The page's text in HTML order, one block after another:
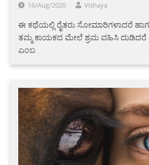
16/Aug/2020 Vishaya
ಈ ಕಥೆಯಲ್ಲಿ ರೈತರು ಸೋಮಾರಿಗಳಾದರೆ
ತಮ್ಮ ಕಾಯಕದ ಮೇಲೆ ಶ್ರಮ ವಹಿಸಿ ದುಡಿದರೆ
ಎಂಬ